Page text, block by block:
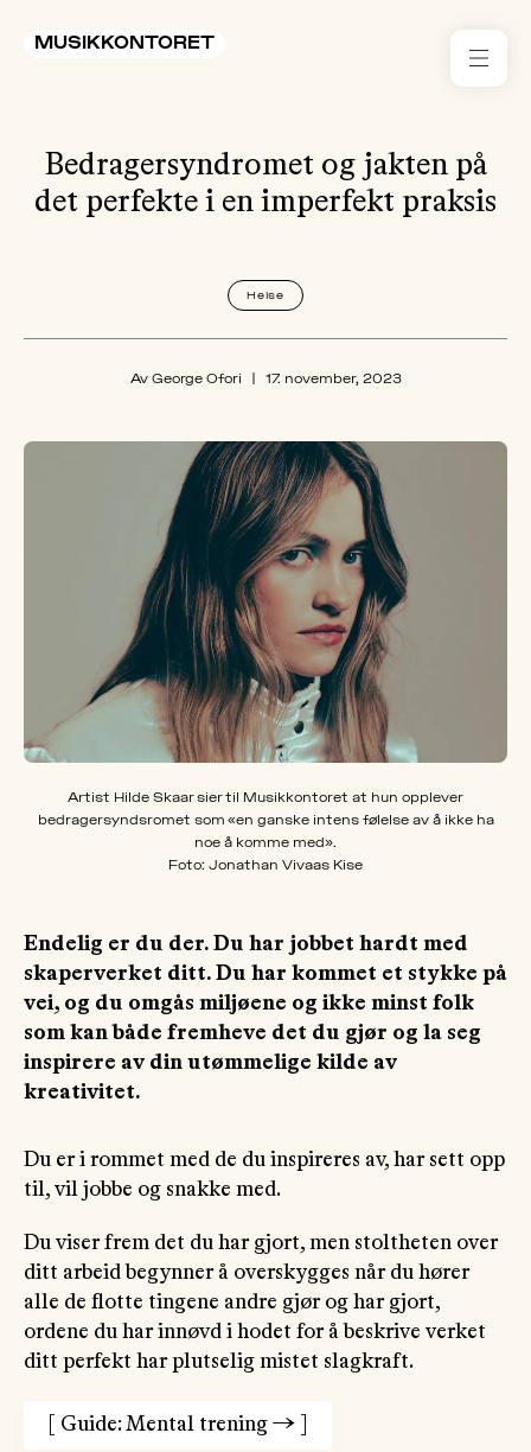
MUSIKKONTORET
OG
Bedragersyndromet og jakten på
det perfekte i en imperfekt praksis
Helse
Av George Ofori 17. november, 2023
Artist Hilde Skaar sier til Musikkontoret at hun opplever
bedragersyndsromet som «en ganske intens følelse av å ikke ha
noe å komme med».
Foto: Jonathan Vivaas Kise
Endelig er du der. Du har jobbet hardt med
skaperverket ditt. Du har kommet et stykke på
vei, og du omgås miljøene og ikke minst folk
som kan både fremheve det du gjør og la seg
inspirere av din utømmelige kilde av
kreativitet.
Du er i rommet med de du inspireres av, har sett opp
til, vil jobbe og snakke med.
Du viser frem det du har gjort, men stoltheten over
ditt arbeid begynner å overskygges når du hører
alle de flotte tingene andre gjør og har gjort,
ordene du har innøvd i hodet for å beskrive verket
ditt perfekt har plutselig mistet slagkraft.
Guide: Mental trening →